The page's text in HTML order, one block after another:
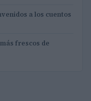
a los cuentos
frescos de